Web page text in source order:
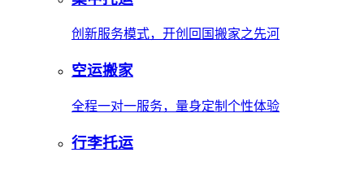
创新服务模式，开创回国搬家之先河
空运搬家
全程一对一服务，量身定制个性体验
行李托运